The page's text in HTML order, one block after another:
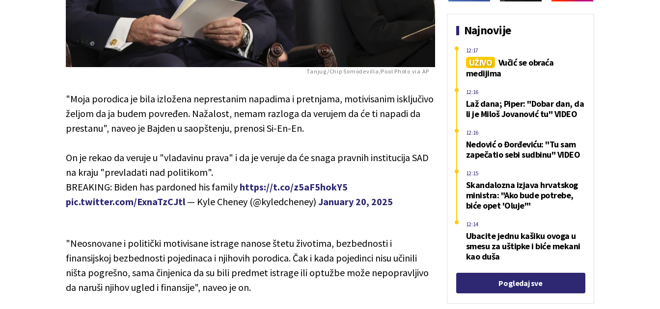
Tanjug/Chip Somodevilla/Pool Photo via AP
"Moja porodica je bila izložena neprestanim napadima i pretnjama, motivisanim isključivo
željom da ja budem povređen. Nažalost, nemam razloga da verujem da će ti napadi da
prestanu", naveo je Bajden u saopštenju, prenosi Si-En-En.
On je rekao da veruje u "vladavinu prava" i da je veruje da će snaga pravnih institucija SAD
na kraju "prevladati nad politikom".
BREAKING: Biden has pardoned his family https://t.co/z5aF5hokY5
pic.twitter.com/ExnaTzCJtl — Kyle Cheney (@kyledcheney) January 20, 2025
"Neosnovane i politički motivisane istrage nanose štetu životima, bezbednosti i
finansijskoj bezbednosti pojedinaca i njihovih porodica. Čak i kada pojedinci nisu učinili
ništa pogrešno, sama činjenica da su bili predmet istrage ili optužbe može nepopravljivo
da naruši njihov ugled i finansije", naveo je on.
Najnovije
UŽIVO Vučić se obraća
medijima
12:17
Laž dana; Piper: "Dobar dan, da
li je Miloš Jovanović tu" VIDEO
12:16
Nedović o Đorđeviću: "Tu sam
zapečatio sebi sudbinu" VIDEO
12:16
Skandalozna izjava hrvatskog
ministra: "Ako bude potrebe,
biće opet 'Oluje'"
12:15
Ubacite jednu kašiku ovoga u
smesu za uštipke i biće mekani
kao duša
12:14
Pogledaj sve